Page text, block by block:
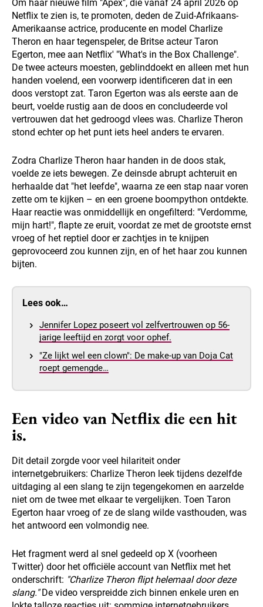
Om haar nieuwe film "Apex", die vanaf 24 april 2026 op
Netflix te zien is, te promoten, deden de Zuid-Afrikaans-
Amerikaanse actrice, producente en model Charlize
Theron en haar tegenspeler, de Britse acteur Taron
Egerton, mee aan Netflix' "What's in the Box Challenge".
De twee acteurs moesten, geblinddoekt en alleen met hun
handen voelend, een voorwerp identificeren dat in een
doos verstopt zat. Taron Egerton was als eerste aan de
beurt, voelde rustig aan de doos en concludeerde vol
vertrouwen dat het gedroogd vlees was. Charlize Theron
stond echter op het punt iets heel anders te ervaren.
Zodra Charlize Theron haar handen in de doos stak,
voelde ze iets bewegen. Ze deinsde abrupt achteruit en
herhaalde dat "het leefde", waarna ze een stap naar voren
zette om te kijken – en een groene boompython ontdekte.
Haar reactie was onmiddellijk en ongefilterd: "Verdomme,
mijn hart!", flapte ze eruit, voordat ze met de grootste ernst
vroeg of het reptiel door er zachtjes in te knijpen
geprovoceerd zou kunnen zijn, en of het haar zou kunnen
bijten.
Lees ook…
Jennifer Lopez poseert vol zelfvertrouwen op 56-
jarige leeftijd en zorgt voor ophef.
"Ze lijkt wel een clown": De make-up van Doja Cat
roept gemengde…
Een video van Netflix die een hit
is.
Dit detail zorgde voor veel hilariteit onder
internetgebruikers: Charlize Theron leek tijdens dezelfde
uitdaging al een slang te zijn tegengekomen en aarzelde
niet om de twee met elkaar te vergelijken. Toen Taron
Egerton haar vroeg of ze de slang wilde vasthouden, was
het antwoord een volmondig nee.
Het fragment werd al snel gedeeld op X (voorheen
Twitter) door het officiële account van Netflix met het
onderschrift: "Charlize Theron flipt helemaal door deze
slang."De video verspreidde zich binnen enkele uren en